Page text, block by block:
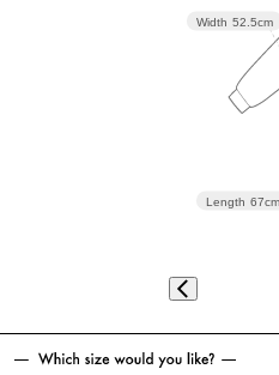
Length 67cm
Width 52.5cm